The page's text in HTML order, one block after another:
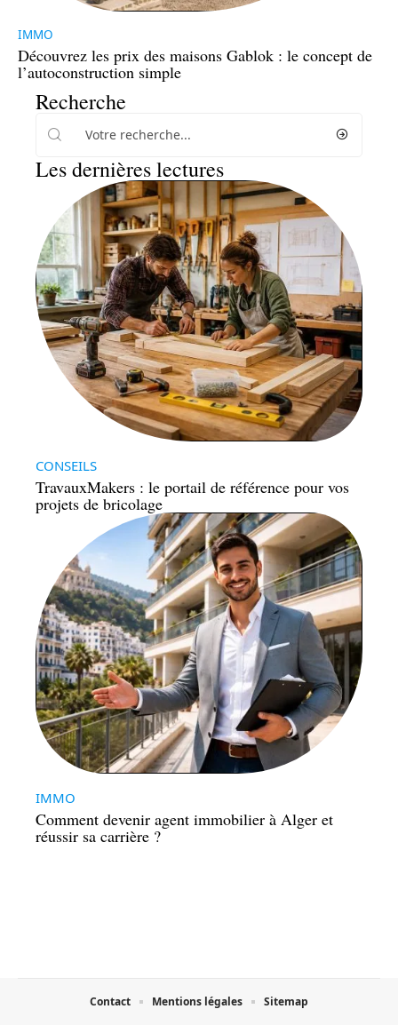
IMMO
Découvrez les prix des maisons Gablok : le concept de
l’autoconstruction simple
Recherche
Les dernières lectures
CONSEILS
TravauxMakers : le portail de référence pour vos
projets de bricolage
IMMO
Comment devenir agent immobilier à Alger et
réussir sa carrière ?
Contact Mentions légales Sitemap